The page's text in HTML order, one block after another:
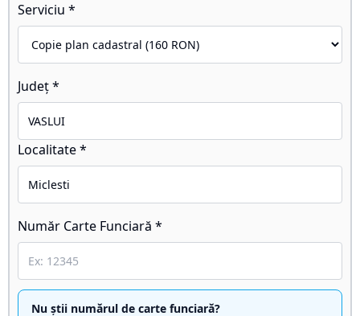
Serviciu *
Județ *
Localitate *
Număr Carte Funciară *
Nu știi numărul de carte funciară?